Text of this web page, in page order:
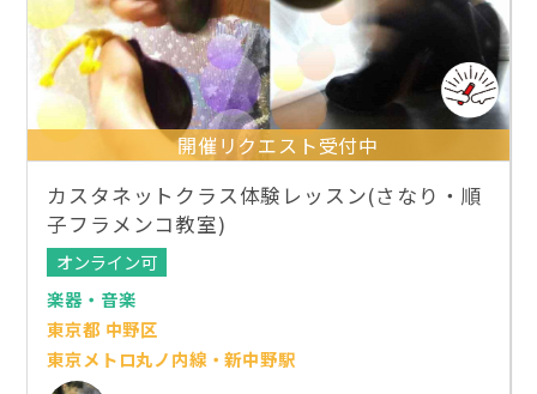
開催リクエスト受付中
カスタネットクラス体験レッスン(さなり・順
子フラメンコ教室)
オンライン可
楽器・音楽
東京都 中野区
東京メトロ丸ノ内線・新中野駅